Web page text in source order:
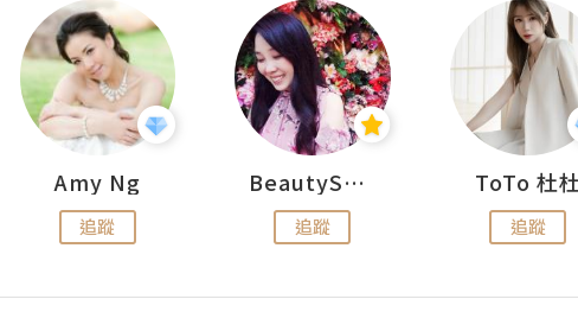
Amy Ng
追蹤
BeautySearch
追蹤
ToTo 杜杜
追蹤